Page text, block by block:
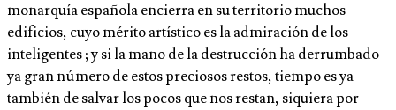
monarquía española encierra en su territorio muchos
edificios, cuyo mérito artístico es la admiración de los
inteligentes ; y si la mano de la destrucción ha derrumbado
ya gran número de estos preciosos restos, tiempo es ya
también de salvar los pocos que nos restan, siquiera por